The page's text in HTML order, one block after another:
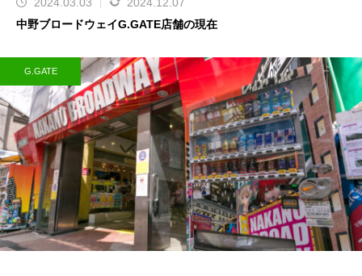
中野ブロードウェイG.GATE店舗の現在
G.GATE